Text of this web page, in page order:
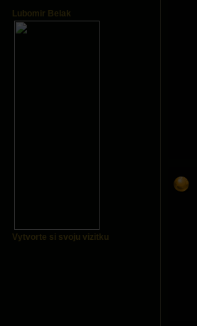
Lubomir Belak
Vytvorte si svoju vizitku